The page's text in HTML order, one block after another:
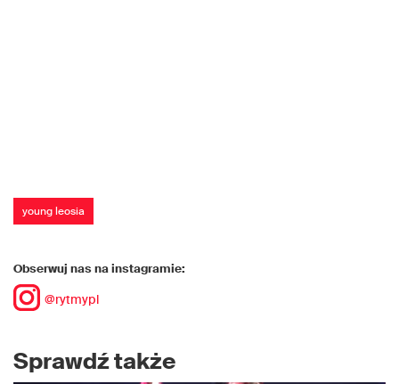
young leosia
Obserwuj nas na instagramie:
@rytmypl
Sprawdź także